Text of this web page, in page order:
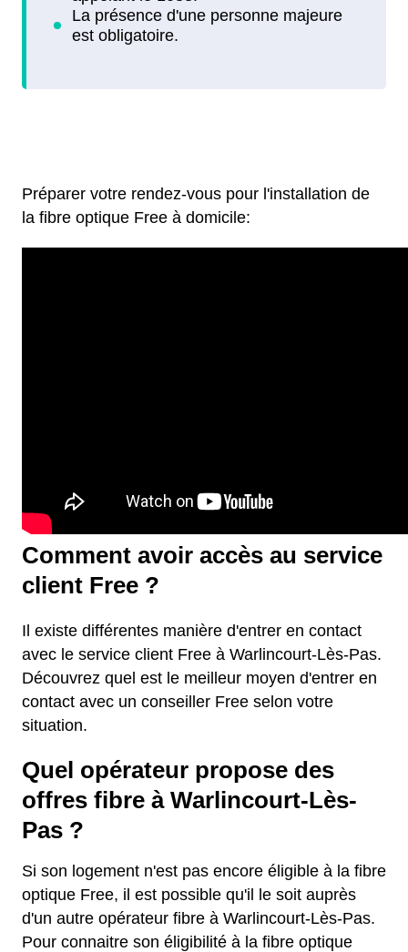
Préparer votre rendez-vous pour l'installation de
la fibre optique Free à domicile:
Comment avoir accès au service
client Free ?
Il existe différentes manière d'entrer en contact
avec le service client Free à Warlincourt-Lès-Pas.
Découvrez quel est le meilleur moyen d'entrer en
contact avec un conseiller Free selon votre
situation.
Quel opérateur propose des
offres fibre à Warlincourt-Lès-
Pas ?
Si son logement n'est pas encore éligible à la fibre
optique Free, il est possible qu'il le soit auprès
d'un autre opérateur fibre à Warlincourt-Lès-Pas.
Pour connaitre son éligibilité à la fibre optique